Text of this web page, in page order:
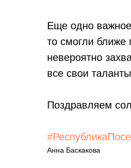
Еще одно важное
то смогли ближе
невероятно
все свои
Поздравляем
Анна Баскакова